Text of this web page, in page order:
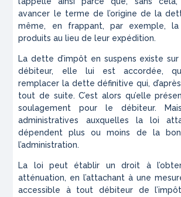
avancer le terme de l’origine de la
même, en frappant, par exemple, la
produits au lieu de leur expédition.
La dette d’impôt en suspens existe
débiteur, elle lui estaccordée,
remplacer la dette définitive qui,
tout de suite. C’est alors qu’elle
sou­lagement pour le débiteur.
administratives auxquelles la loi
dépendent plus ou moins de la
l’administra­tion.
La loi peut établir un droit à
atténuation, en l’attachant à une
accessible à tout débiteur de